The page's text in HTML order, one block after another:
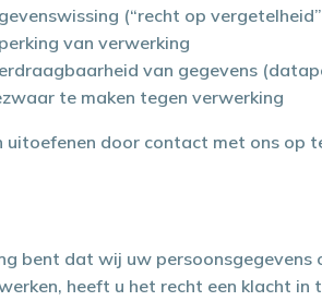
(“recht op
van verwerking
van gegevens
te maken tegen verwerking
uitoefenen door contact met ons op
bent dat wij uw persoonsgegevens
heeft u het recht een klacht in